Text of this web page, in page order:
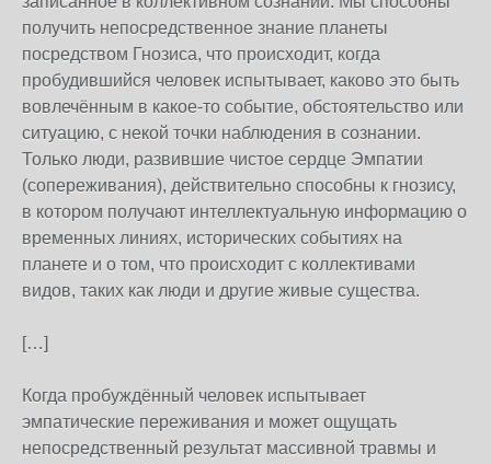
получить непосредственное знание планеты
посредством Гнозиса, что происходит, когда
пробудившийся человек испытывает, каково это быть
вовлечённым в какое-то событие, обстоятельство или
ситуацию, с некой точки наблюдения в сознании.
Только люди, развившие чистое сердце Эмпатии
(сопереживания), действительно способны к гнозису,
в котором получают интеллектуальную информацию о
временных линиях, исторических событиях на
планете и о том, что происходит с коллективами
видов, таких как люди и другие живые существа.
[…]
Когда пробуждённый человек испытывает
эмпатические переживания и может ощущать
непосредственный результат массивной травмы и